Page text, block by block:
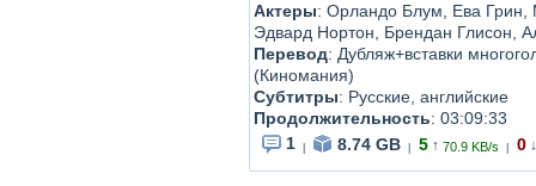
Актеры: Орландо Блум, Ева
Эдвард Нортон, Брендан Глисон,
Перевод: Дубляж+вставки
(Киномания)
Субтитры: Русские, английские
Продолжительность: 03:09:33
1
8.74 GB 5 ↑ 70.9 KB/s 0 ↓